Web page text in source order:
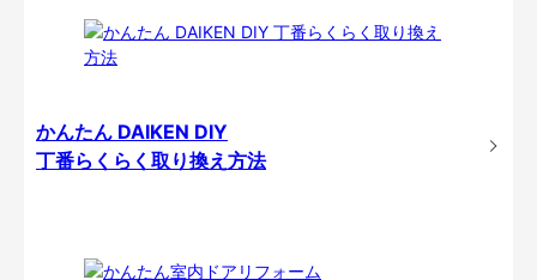
かんたん DAIKEN DIY
丁番らくらく取り換え方法